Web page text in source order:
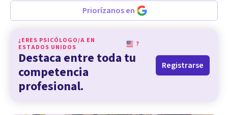
Priorízanos en
¿ERES PSICÓLOGO/A EN
ESTADOS UNIDOS
?
Destaca entre toda tu
competencia
profesional.
Registrarse